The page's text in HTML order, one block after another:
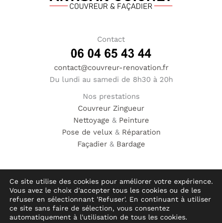
Contact
contact@couvreur-renovation.fr
Du lundi au samedi de 8h30 à 20h
Nos prestations
Couvreur Zingueur
Nettoyage & Peinture
Pose de velux& Réparation
Façadier& Bardage
© Hauméa Digital | Tous droits réservés
Ce site utilise des cookies pour améliorer votre expérience.
Vous avez le choix d'accepter tous les cookies ou de les
refuser en sélectionnant 'Refuser'. En continuant à utiliser
ce site sans faire de sélection, vous consentez
automatiquement à l'utilisation de tous les cookies.